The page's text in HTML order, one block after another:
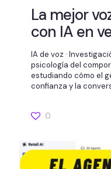
La mejor
con IA en
IA de voz ·
psicología del
estudiando cómo el
confianza y la
0